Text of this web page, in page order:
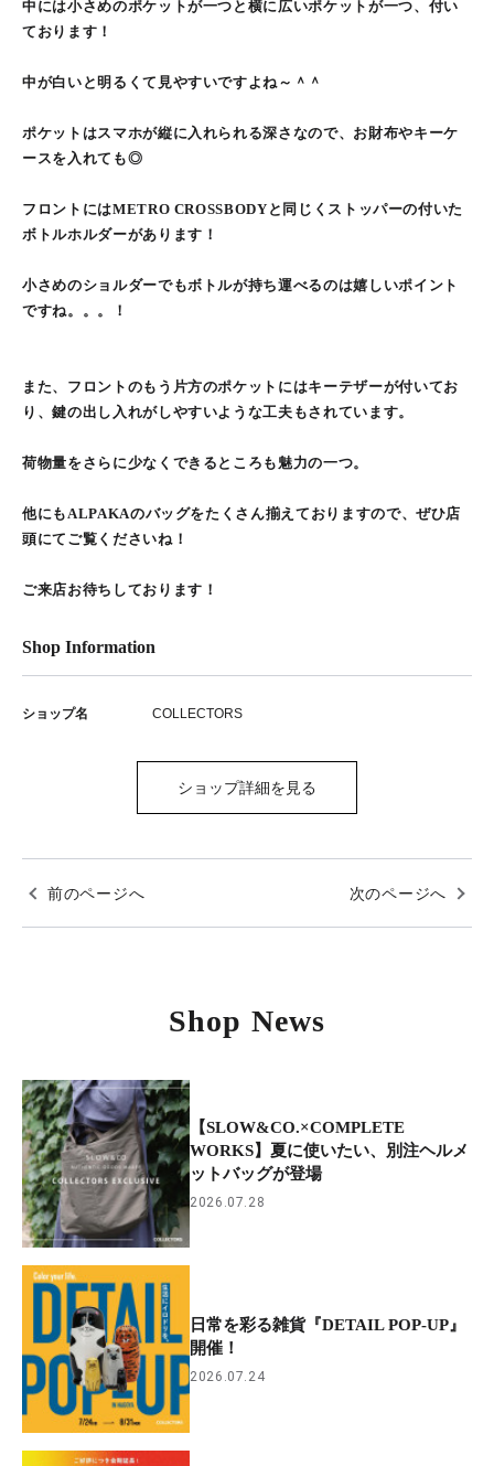
中には小さめのポケットが一つと横に広いポケットが一つ、付い
ております！
中が白いと明るくて見やすいですよね～＾＾
ポケットはスマホが縦に入れられる深さなので、お財布やキーケ
ースを入れても◎
フロントにはMETRO CROSSBODYと同じくストッパーの付いた
ボトルホルダーがあります！
小さめのショルダーでもボトルが持ち運べるのは嬉しいポイント
ですね。。。！
また、フロントのもう片方のポケットにはキーテザーが付いてお
り、鍵の出し入れがしやすいような工夫もされています。
荷物量をさらに少なくできるところも魅力の一つ。
他にもALPAKAのバッグをたくさん揃えておりますので、ぜひ店
頭にてご覧くださいね！
ご来店お待ちしております！
Shop Information
ショップ名 COLLECTORS
ショップ詳細を見る
前のページへ 次のページへ
Shop News
【SLOW&CO.×COMPLETE
WORKS】夏に使いたい、別注ヘルメ
ットバッグが登場
2026.07.28
日常を彩る雑貨『DETAIL POP-UP』
開催！
2026.07.24